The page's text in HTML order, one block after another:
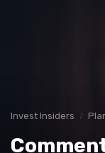
Invest Insiders